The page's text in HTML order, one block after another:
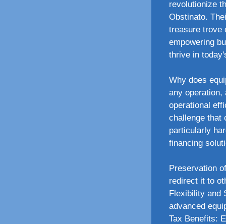
revolutionize
Obstinato.
treasure trove
empowering
thrive in
Why does
any
operational
challenge that
particularly
financing
Preservation
redirect it to
Flexibility and
advanced
Tax Benefits: